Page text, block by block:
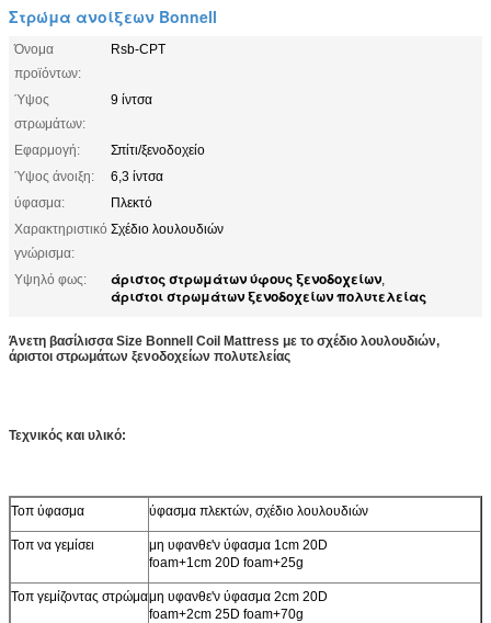
Στρώμα ανοίξεων Bonnell
Όνομα
προϊόντων:
Rsb-CPT
Ύψος
στρωμάτων:
9 ίντσα
Εφαρμογή:
Σπίτι/ξενοδοχείο
Ύψος άνοιξη:
6,3 ίντσα
ύφασμα:
Πλεκτό
Χαρακτηριστικό
γνώρισμα:
Σχέδιο λουλουδιών
Υψηλό φως: άριστος στρωμάτων ύφους ξενοδοχείων,
άριστοι στρωμάτων ξενοδοχείων πολυτελείας
Άνετη βασίλισσα Size Bonnell Coil Mattress με το σχέδιο λουλουδιών,
άριστοι στρωμάτων ξενοδοχείων πολυτελείας
Τεχνικός και υλικό:
Τοπ ύφασμα ύφασμα πλεκτών, σχέδιο λουλουδιών
Τοπ να γεμίσει
μη υφανθε'ν ύφασμα 1cm 20D
foam+1cm 20D foam+25g
Τοπ γεμίζοντας στρώμαμη υφανθε'ν ύφασμα 2cm 20D
foam+2cm 25D foam+70g